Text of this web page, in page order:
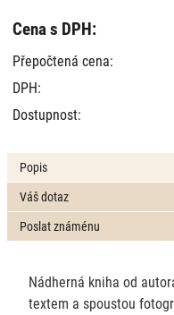
Cena s DPH:
Přepočtená cena:
DPH:
Dostupnost:
Popis
Váš dotaz
Poslat známénu
Nádherná kniha od
textem a spoustou